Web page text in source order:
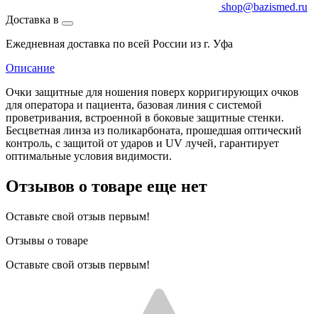
shop@bazismed.ru
Доставка в
Ежедневная доставка по всей России из г. Уфа
Описание
Очки защитные для ношения поверх корригирующих очков
для оператора и пациента, базовая линия с системой
проветривания, встроенной в боковые защитные стенки.
Бесцветная линза из поликарбоната, прошедшая оптический
контроль, с защитой от ударов и UV лучей, гарантирует
оптимальные условия видимости.
Отзывов о товаре еще нет
Оставьте свой отзыв первым!
Отзывы о товаре
Оставьте свой отзыв первым!